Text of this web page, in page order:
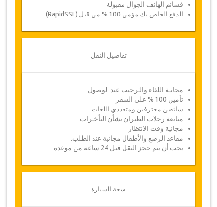
قسائم الهاتف الجوال مقبولة
الدفع الخاص بك مؤمن 100 % من قبل (RapidSSL)
تفاصيل النقل
مجانية اللقاء والترحيب عند الوصول
تأمين 100 % على السفر
سائقين محترفين ومتعددي اللغات.
متابعة رحلات الطيران بشأن التأخيرات
مجانية وقت الانتظار
مقاعد الرضع والأطفال مجانية عند الطلب.
يجب أن يتم حجز النقل قبل 24 ساعة من موعده
سعة السيارة